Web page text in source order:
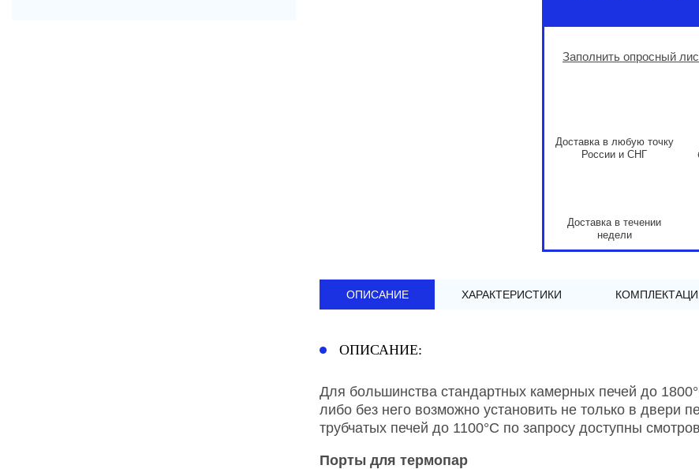
Заполнить опросный
Доставка в любую точку
России и СНГ
Доставка в течении
недели
ОПИСАНИЕ ХАРАКТЕРИСТИКИ
ОПИСАНИЕ:
Для большинства стандартных камерных печей до
либо без него возможно установить не только в двери
трубчатых печей до 1100°C по запросу доступны
Порты для термопар